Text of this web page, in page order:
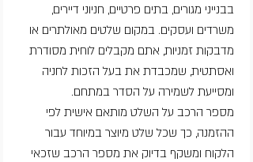
בבנייני מגורים, בתים פרטיים, חניוני דיירים,
משרדים ועסקים. במקום שלטים מאולתרים או
מדבקות זמניות, אתם מקבלים לוחית מסודרת
ואסתטית, שמכבדת את בעל הזכות לחניה
ומסייעת לשמירה על הסדר במתחם.
מספר הרכב על השלט מותאם אישית לפי
ההזמנה, כך שכל שלט מיוצר במיוחד עבור
הלקוח ומשקף בדיוק את מספר הרכב שזכאי